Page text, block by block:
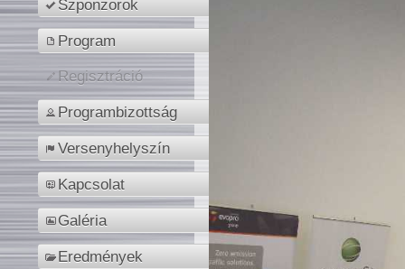
Szponzorok
Program
Regisztráció
Programbizottság
Versenyhelyszín
Kapcsolat
Galéria
Eredmények